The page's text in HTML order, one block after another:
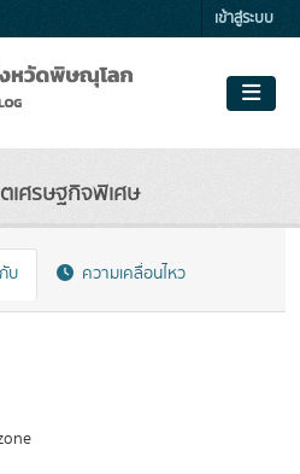
เข้าสู่ระบบ
ตเศรษฐกิจพิเศษ
บ ความเคลื่อนไหว